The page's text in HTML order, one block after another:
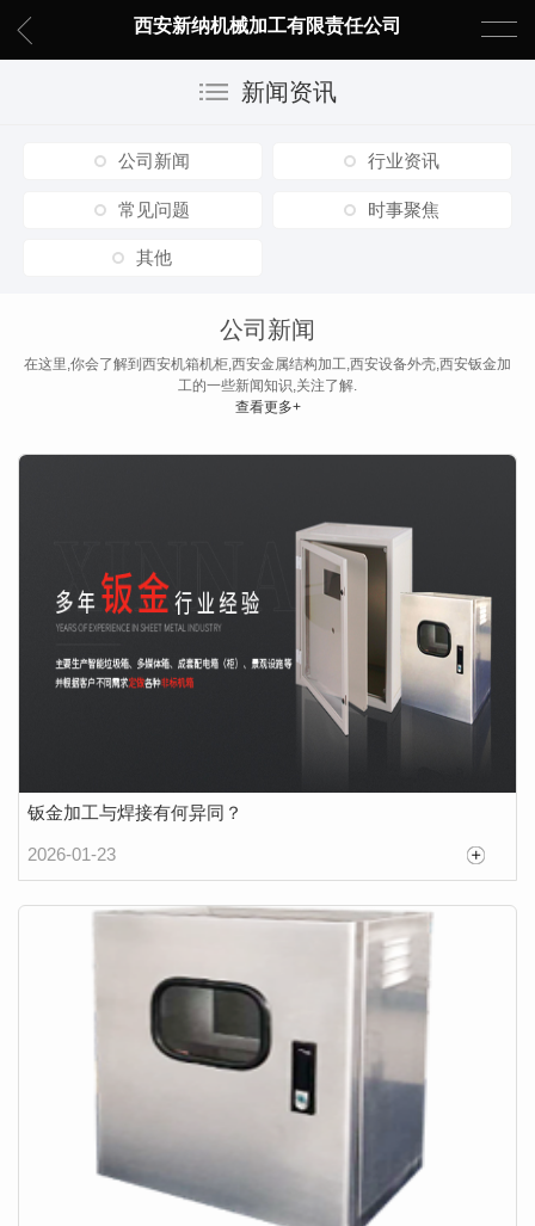
西安新纳机械加工有限责任公司
新闻资讯
公司新闻 行业资讯
常见问题 时事聚焦
其他
公司新闻
在这里,你会了解到西安机箱机柜,西安金属结构加工,西安设备外壳,西安钣金加
工的一些新闻知识,关注了解.
查看更多+
钣金加工与焊接有何异同？
2026-01-23